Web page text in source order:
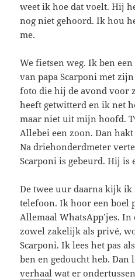
weet ik hoe dat voelt. Hij
nog niet gehoord. Ik hou
me.
We fietsen weg. Ik ben
van papa Scarponi met
foto die hij de avond voor
heeft getwitterd en ik net
maar niet uit mijn hoofd.
Allebei een zoon. Dan
Na driehonderdmeter
Scarponi is gebeurd. Hij is
De twee uur daarna kijk
telefoon. Ik hoor een boel
Allemaal WhatsApp’jes.
zowel zakelijk als privé,
Scarponi. Ik lees het pas
ben en gedoucht heb.
verhaal wat er